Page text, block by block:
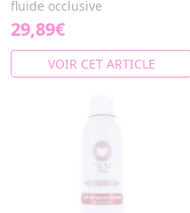
fluide occlusive
29,89€
VOIR CET ARTICLE